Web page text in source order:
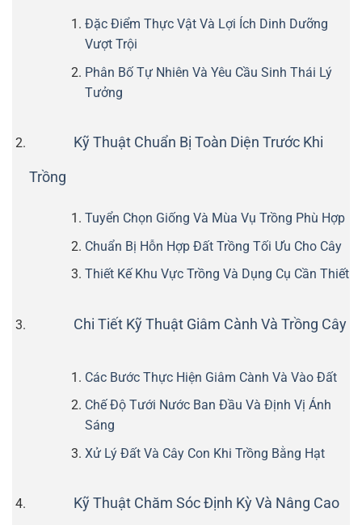
Đặc Điểm Thực Vật Và Lợi Ích Dinh Dưỡng
Vượt Trội
Phân Bố Tự Nhiên Và Yêu Cầu Sinh Thái Lý
Tưởng
Kỹ Thuật Chuẩn Bị Toàn Diện Trước Khi
Trồng
Tuyển Chọn Giống Và Mùa Vụ Trồng Phù Hợp
Chuẩn Bị Hỗn Hợp Đất Trồng Tối Ưu Cho Cây
Thiết Kế Khu Vực Trồng Và Dụng Cụ Cần Thiết
Chi Tiết Kỹ Thuật Giâm Cành Và Trồng Cây
Các Bước Thực Hiện Giâm Cành Và Vào Đất
Chế Độ Tưới Nước Ban Đầu Và Định Vị Ánh
Sáng
Xử Lý Đất Và Cây Con Khi Trồng Bằng Hạt
Kỹ Thuật Chăm Sóc Định Kỳ Và Nâng Cao